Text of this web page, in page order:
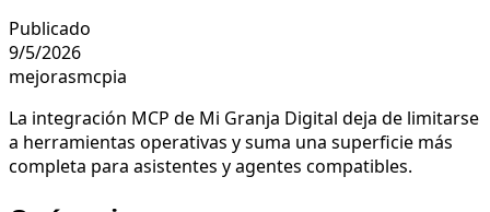
Publicado
9/5/2026
mejorasmcpia
La integración MCP de Mi Granja Digital deja de limitarse
a herramientas operativas y suma una superficie más
completa para asistentes y agentes compatibles.